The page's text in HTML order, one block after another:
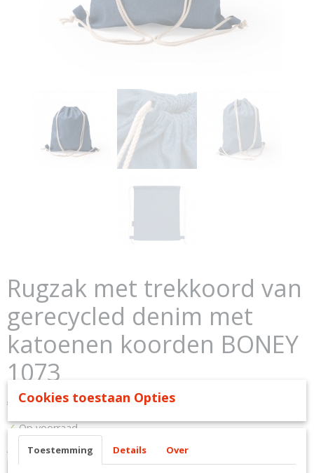
Rugzak met trekkoord van
gerecycled denim met
katoenen koorden BONEY
1073
€ 2,65
✓Op voorraad
Aantal
Cookies toestaan Opties
Toestemming Details Over